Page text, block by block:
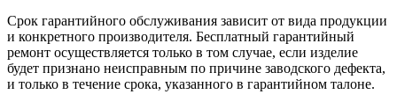
Срок гарантийного обслуживания зависит от вида продукции
и конкретного производителя. Бесплатный гарантийный
ремонт осуществляется только в том случае, если изделие
будет признано неисправным по причине заводского дефекта,
и только в течение срока, указанного в гарантийном талоне.